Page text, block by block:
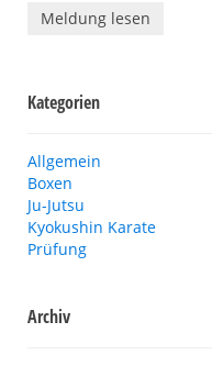
Meldung lesen
Kategorien
Allgemein
Boxen
Ju-Jutsu
Kyokushin Karate
Prüfung
Archiv